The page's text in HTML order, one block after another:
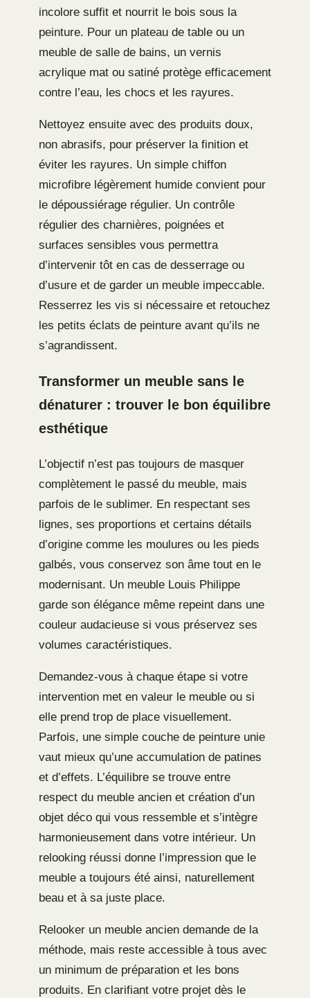
incolore suffit et nourrit le bois sous la
peinture. Pour un plateau de table ou un
meuble de salle de bains, un vernis
acrylique mat ou satiné protège efficacement
contre l’eau, les chocs et les rayures.
Nettoyez ensuite avec des produits doux,
non abrasifs, pour préserver la finition et
éviter les rayures. Un simple chiffon
microfibre légèrement humide convient pour
le dépoussiérage régulier. Un contrôle
régulier des charnières, poignées et
surfaces sensibles vous permettra
d’intervenir tôt en cas de desserrage ou
d’usure et de garder un meuble impeccable.
Resserrez les vis si nécessaire et retouchez
les petits éclats de peinture avant qu’ils ne
s’agrandissent.
Transformer un meuble sans le
dénaturer : trouver le bon équilibre
esthétique
L’objectif n’est pas toujours de masquer
complètement le passé du meuble, mais
parfois de le sublimer. En respectant ses
lignes, ses proportions et certains détails
d’origine comme les moulures ou les pieds
galbés, vous conservez son âme tout en le
modernisant. Un meuble Louis Philippe
garde son élégance même repeint dans une
couleur audacieuse si vous préservez ses
volumes caractéristiques.
Demandez-vous à chaque étape si votre
intervention met en valeur le meuble ou si
elle prend trop de place visuellement.
Parfois, une simple couche de peinture unie
vaut mieux qu’une accumulation de patines
et d’effets. L’équilibre se trouve entre
respect du meuble ancien et création d’un
objet déco qui vous ressemble et s’intègre
harmonieusement dans votre intérieur. Un
relooking réussi donne l’impression que le
meuble a toujours été ainsi, naturellement
beau et à sa juste place.
Relooker un meuble ancien demande de la
méthode, mais reste accessible à tous avec
un minimum de préparation et les bons
produits. En clarifiant votre projet dès le